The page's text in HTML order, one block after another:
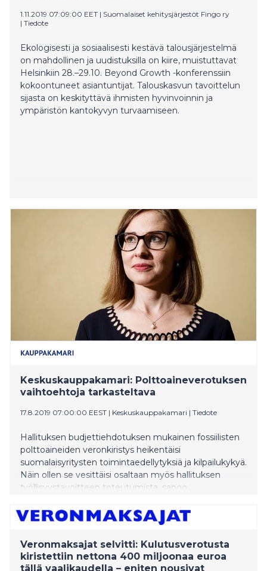
1.11.2019 07:09:00 EET | Suomalaiset kehitysjärjestöt Fingo ry
| Tiedote
Ekologisesti ja sosiaalisesti kestävä talousjärjestelmä
on mahdollinen ja uudistuksilla on kiire, muistuttavat
Helsinkiin 28.–29.10. Beyond Growth -konferenssiin
kokoontuneet asiantuntijat. Talouskasvun tavoittelun
sijasta on keskityttävä ihmisten hyvinvoinnin ja
ympäristön kantokyvyn turvaamiseen.
Keskuskauppakamari: Polttoaineverotuksen
vaihtoehtoja tarkasteltava
17.8.2019 07:00:00 EEST | Keskuskauppakamari | Tiedote
Hallituksen budjettiehdotuksen mukainen fossiilisten
polttoaineiden veronkiristys heikentäisi
suomalaisyritysten toimintaedellytyksiä ja kilpailukykyä.
Näin ollen se vesittäisi osaltaan myös hallituksen
työllisyystavoitteen toteutumista, sanoo
Emmiliina Kujanpää.
Veronmaksajat selvitti: Kulutusverotusta
kiristettiin nettona 400 miljoonaa euroa
tällä vaalikaudella – eniten nousivat